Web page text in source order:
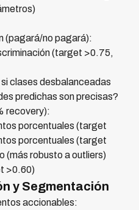
(pagará/no pagará):
(target >0.75,
clases desbalanceadas
predichas son precisas?
recovery):
porcentuales (target
porcentuales (target
(más robusto a outliers)
>0.60)
y Segmentación
accionables: